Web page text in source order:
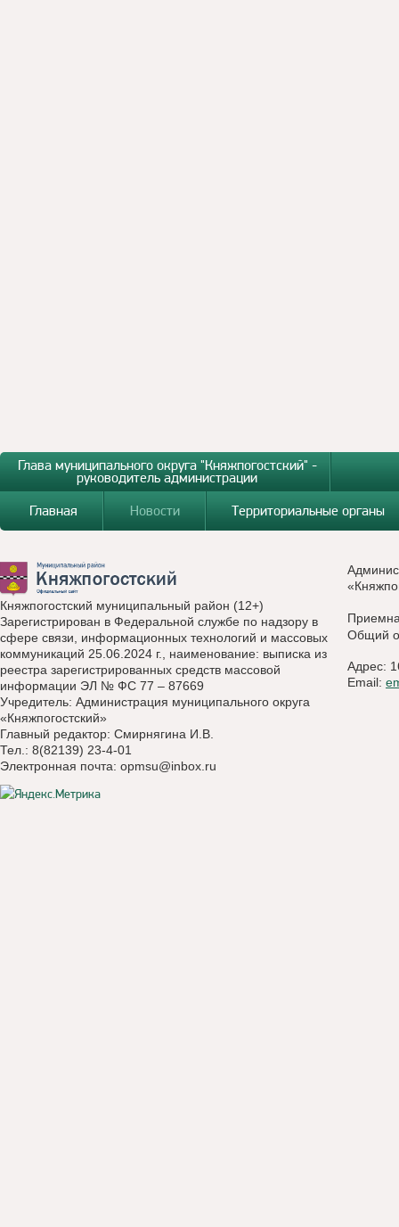
Глава муниципального округа "Княжпогостский" -
руководитель администрации
Главная
Новости Территориальные органы
Княжпогостский муниципальный район (12+)
Зарегистрирован в Федеральной службе по надзору в
сфере связи, информационных технологий и массовых
коммуникаций 25.06.2024 г., наименование: выписка из
реестра зарегистрированных средств массовой
информации ЭЛ № ФС 77 – 87669
Учредитель: Администрация муниципального округа
«Княжпогостский»
Главный редактор: Смирнягина И.В.
Тел.: 8(82139) 23-4-01
Электронная почта: opmsu@inbox.ru
Общий
Адрес:
Email: